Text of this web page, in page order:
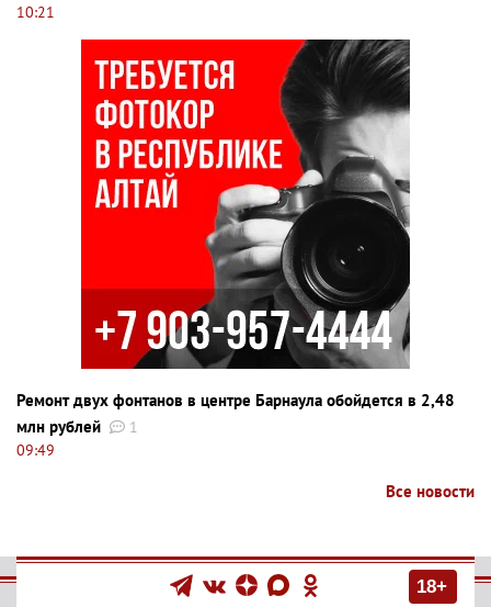
10:21
Ремонт двух фонтанов в центре Барнаула обойдется в 2,48
млн рублей
1
09:49
Все новости
18+